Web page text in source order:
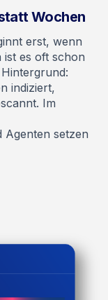
Wochen
erst, wenn
ist es oft schon
indiziert,
Im
Agenten setzen